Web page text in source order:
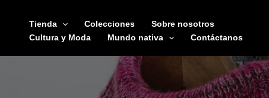
contenido
Tienda Colecciones
Sobre nosotros
Cultura y Moda
Mundo nativa Contáctanos